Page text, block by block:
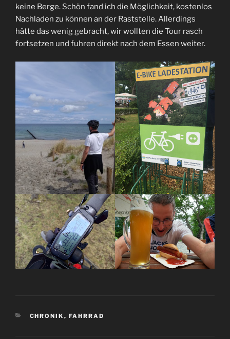
keine Berge. Schön fand ich die Möglichkeit, kostenlos
Nachladen zu können an der Raststelle. Allerdings
hätte das wenig gebracht, wir wollten die Tour rasch
fortsetzen und fuhren direkt nach dem Essen weiter.
KATEGORIEN
CHRONIK , FAHRRAD